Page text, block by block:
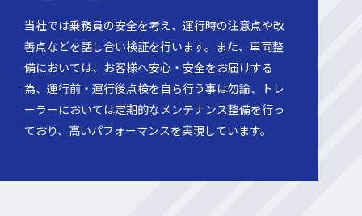
当社では乗務員の安全を考え、運行時の注意点や改
善点などを話し合い検証を行います。また、車両整
備においては、お客様へ安心・安全をお届けする
為、運行前・運行後点検を自ら行う事は勿論、トレ
ーラーにおいては定期的なメンテナンス整備を行っ
ており、高いパフォーマンスを実現しています。